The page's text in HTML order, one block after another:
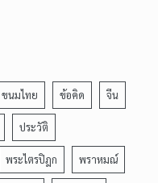
ขนมไทย ข้อคิด จีน
ประวัติ
พระไตรปิฎก พราหมณ์